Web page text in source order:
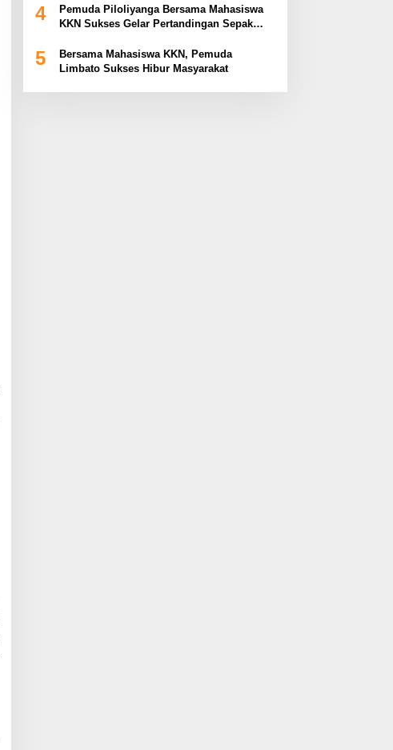
4
Pemuda Piloliyanga Bersama Mahasiswa
KKN Sukses Gelar Pertandingan Sepak
5
Bersama Mahasiswa KKN, Pemuda
Limbato Sukses Hibur Masyarakat